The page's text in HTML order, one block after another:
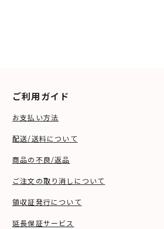
ご利用ガイド
お支払い方法
配送/送料について
商品の不良/返品
ご注文の取り消しについて
領収証発行について
延長保証サービス